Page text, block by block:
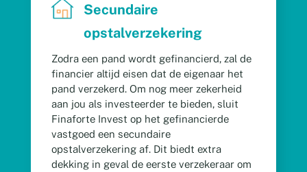
Secundaire
opstalverzekering
Zodra een pand wordt gefinancierd, zal de
financier altijd eisen dat de eigenaar het
pand verzekerd. Om nog meer zekerheid
aan jou als investeerder te bieden, sluit
Finaforte Invest op het gefinancierde
vastgoed een secundaire
opstalverzekering af. Dit biedt extra
dekking in geval de eerste verzekeraar om